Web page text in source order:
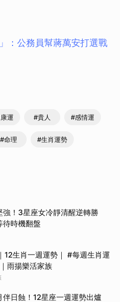
：公務員幫蔣萬安打選戰
運 #貴人 #感情運
#命理 #生肖運勢
強！3星座女冷靜清醒逆轉勝
待時機翻盤
生肖一週運勢｜ #每週生肖運
雨揚樂活家族
伴日蝕！12星座一週運勢出爐